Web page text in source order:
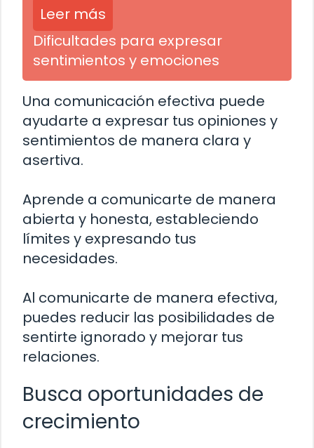
Leer más
Dificultades para expresar
sentimientos y emociones
Una comunicación efectiva puede
ayudarte a expresar tus opiniones y
sentimientos de manera clara y
asertiva.
Aprende a comunicarte de manera
abierta y honesta, estableciendo
límites y expresando tus
necesidades.
Al comunicarte de manera efectiva,
puedes reducir las posibilidades de
sentirte ignorado y mejorar tus
relaciones.
Busca oportunidades de
crecimiento